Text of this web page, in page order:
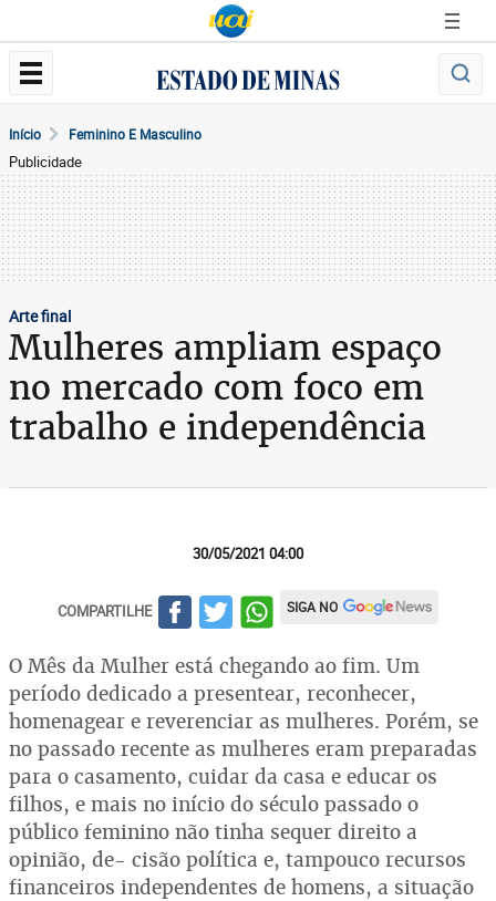
Início Feminino E Masculino
Publicidade
Arte final
Mulheres ampliam espaço
no mercado com foco em
trabalho e independência
30/05/2021 04:00
COMPARTILHE SIGA NO
O Mês da Mulher está chegando ao fim. Um
período dedicado a presentear, reconhecer,
homenagear e reverenciar as mulheres. Porém, se
no passado recente as mulheres eram preparadas
para o casamento, cuidar da casa e educar os
filhos, e mais no início do século passado o
público feminino não tinha sequer direito a
opinião, de- cisão política e, tampouco recursos
financeiros independentes de homens, a situação